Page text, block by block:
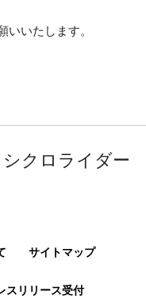
いたします。
シクロライダー
サイトマップ
スリリース受付